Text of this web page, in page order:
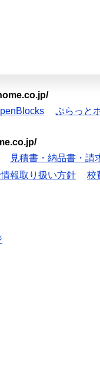
ぷらっと
見積書・納品書・請
報取り扱い方針 校